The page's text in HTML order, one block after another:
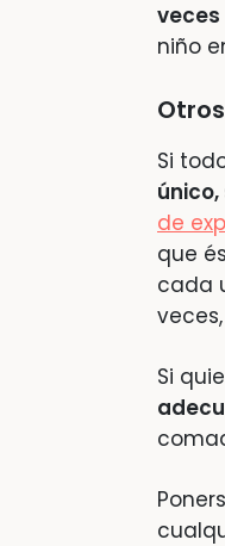
niño
Si
de
que
cada
Si